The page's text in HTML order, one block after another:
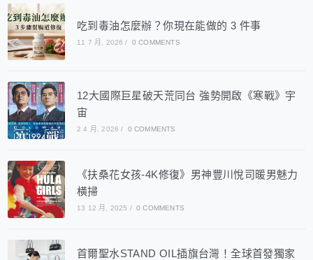
吃到毒油怎麼辦？你現在能做的 3 件事
11 7 月, 2026 / 0 COMMENTS
12大國際巨星破天荒同台 強勢開啟《寒戰》宇
宙
2 4 月, 2026 / 0 COMMENTS
《扶桑花女孩-4K修復》男神豐川悅司暖男魅力
橫掃
13 12 月, 2025 / 0 COMMENTS
首爾聖水STAND OIL插旗台灣！全球首發獨家